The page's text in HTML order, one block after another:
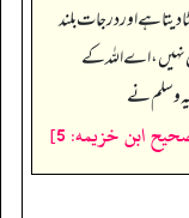
دیتا ہے اور درجات بلند
نہیں، اے اللہ کے
وسلم نے
ابن خزيمه: 5]